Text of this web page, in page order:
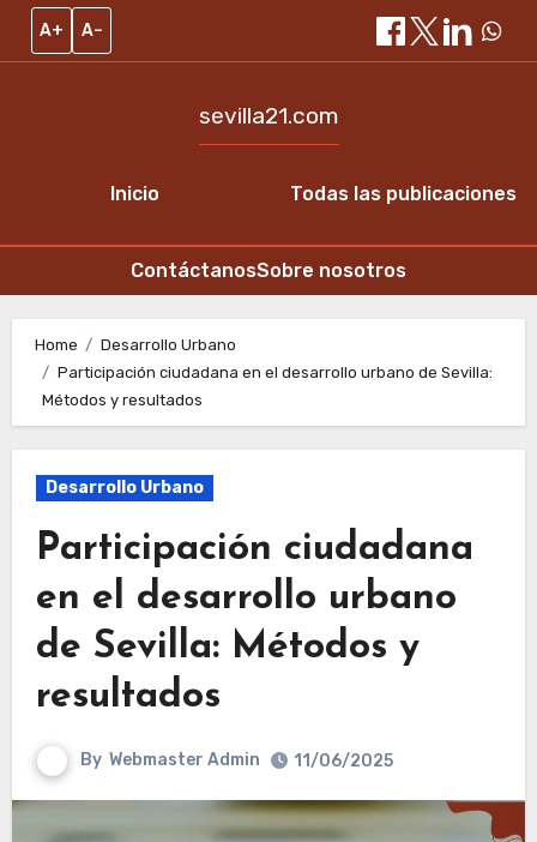
A+ A–
Inicio
sevilla21.com
Todas las publicaciones
ContáctanosSobre nosotros
content
Home
Desarrollo Urbano
Participación ciudadana en el desarrollo urbano de Sevilla:
Métodos y resultados
Desarrollo Urbano
Participación ciudadana
en el desarrollo urbano
de Sevilla: Métodos y
resultados
By Webmaster Admin 11/06/2025